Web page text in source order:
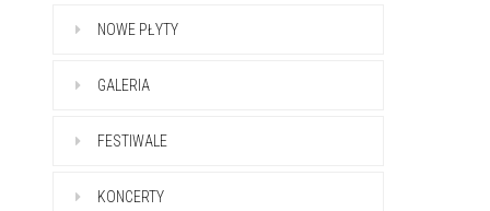
NOWE PŁYTY
GALERIA
FESTIWALE
KONCERTY